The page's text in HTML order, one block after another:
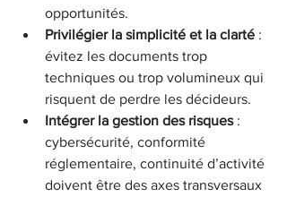
opportunités.
Privilégier la simplicité et la clarté :
évitez les documents trop
techniques ou trop volumineux qui
risquent de perdre les décideurs.
Intégrer la gestion des risques :
cybersécurité, conformité
réglementaire, continuité d’activité
doivent être des axes transversaux